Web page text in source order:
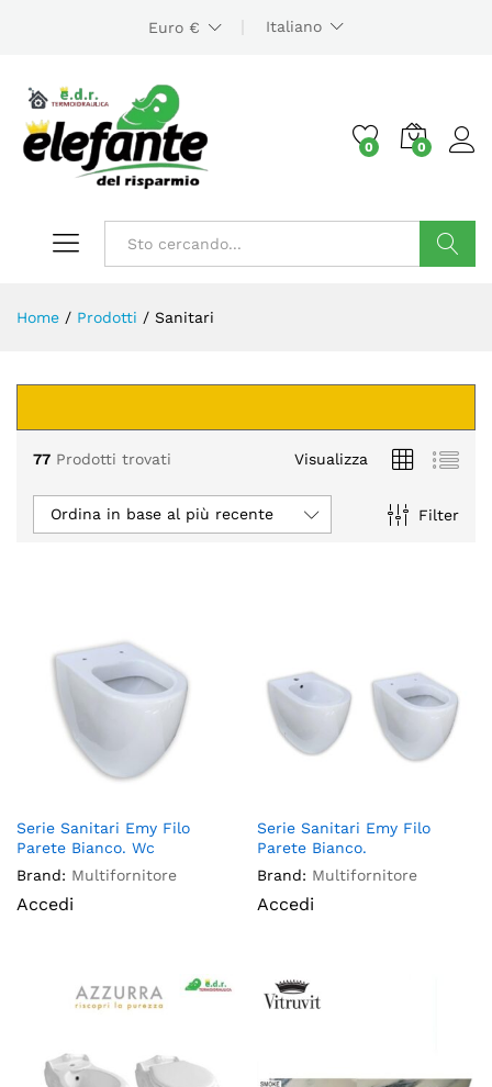
Euro € Italiano
0 0
Home / Prodotti / Sanitari
77 Prodotti trovati Visualizza
Filter
Ordina in base al più recente
Serie Sanitari Emy Filo
Parete Bianco. Wc
Brand: Multifornitore
Accedi
Serie Sanitari Emy Filo
Parete Bianco.
Brand: Multifornitore
Accedi